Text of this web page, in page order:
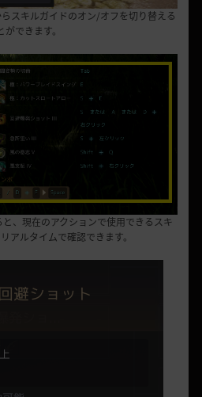
スキルガイドのオン/オフを切り替える
ができます。
、現在のアクションで使用できるスキ
アルタイムで確認できます。